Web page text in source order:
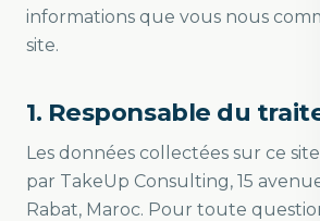
informations que vous nous
site.
1. Responsable du
Les données collectées sur ce site
par TakeUp Consulting, 15
Rabat, Maroc. Pour toute